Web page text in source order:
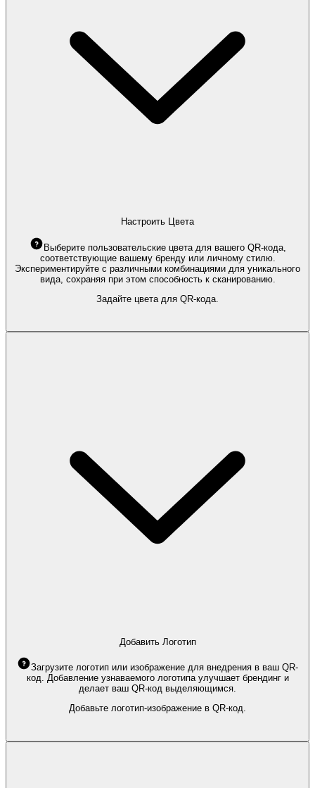
Настроить Цвета
Выберите пользовательские цвета для вашего QR-кода,
соответствующие вашему бренду или личному стилю.
Экспериментируйте с различными комбинациями для уникального
вида, сохраняя при этом способность к сканированию.
Задайте цвета для QR-кода.
Добавить Логотип
Загрузите логотип или изображение для внедрения в ваш QR-
код. Добавление узнаваемого логотипа улучшает брендинг и
делает ваш QR-код выделяющимся.
Добавьте логотип-изображение в QR-код.